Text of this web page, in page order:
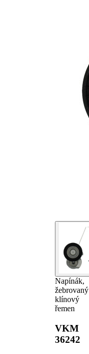
Napínák,
žebrovaný
klínový
řemen
VKM
36242